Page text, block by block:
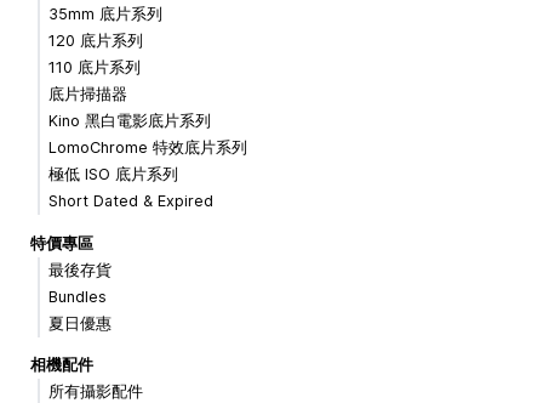
35mm 底片系列
120 底片系列
110 底片系列
底片掃描器
Kino 黑白電影底片系列
LomoChrome 特效底片系列
極低 ISO 底片系列
Short Dated & Expired
特價專區
最後存貨
Bundles
夏日優惠
相機配件
所有攝影配件